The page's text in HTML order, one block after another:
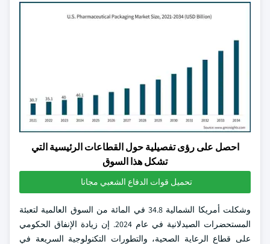
احصل على رؤى تفصيلية حول القطاعات الرئيسية التي
تشكل هذا السوق
تحميل قوات الدفاع الشعبي مجانا
وشكلت أمريكا الشمالية 34.8 في المائة من السوق العالمية لتعبئة
المستحضرات الصيدلانية في عام 2024. إن زيادة الإنفاق الحكومي
على قطاع الرعاية الصحية، والتطورات التكنولوجية السريعة في